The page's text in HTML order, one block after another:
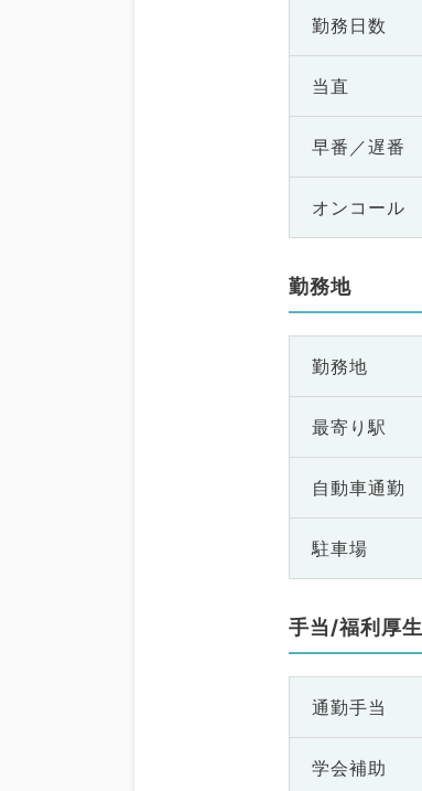
勤務日数
当直
早番／遅番
オンコール
勤務地
勤務地
最寄り駅
自動車通勤
駐車場
手当/福利厚生
通勤手当
学会補助